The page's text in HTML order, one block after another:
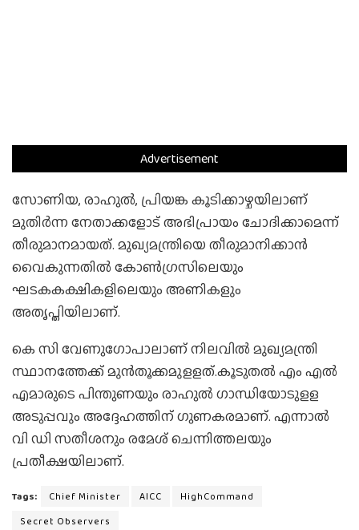
Advertisement
സോണിയ, രാഹുല്‍, പ്രിയങ്ക കൂടിക്കാഴ്ചയിലാണ്
മുതിര്‍ന്ന നേതാക്കളോട് അഭിപ്രായം ചോദിക്കാമെന്ന്
തീരുമാനമായത്. മുഖ്യമന്ത്രിയെ തീരുമാനിക്കാന്‍
വൈകുന്നതില്‍ കോണ്‍ഗ്രസിലെയും
ഘടകകക്ഷികളിലെയും അണികളും
അതൃപ്തിയിലാണ്.
കെ സി വേണുഗോപാലാണ് നിലവില്‍ മുഖ്യമന്ത്രി
സ്ഥാനത്തേക്ക് മുന്‍തൂക്കമുളളത്.കൂടുതല്‍ എം എല്‍
എമാരുടെ പിന്തുണയും രാഹുല്‍ ഗാന്ധിയോടുളള
അടുപ്പവും അദ്ദേഹത്തിന് ഗുണകരമാണ്. എന്നാല്‍
വി ഡി സതീശനും രമേശ് ചെന്നിത്തലയും
പ്രതീക്ഷയിലാണ്.
Tags: Chief Minister AICC
HighCommand
Secret Observers